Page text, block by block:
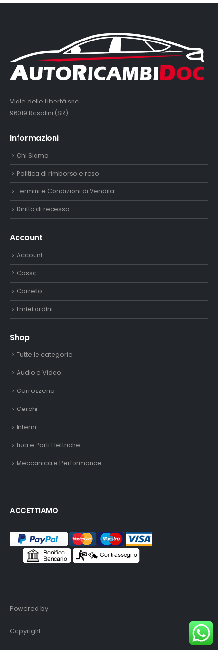
Viale delle Libertà snc
96019 Rosolini (SR)
Informazioni
Chi Siamo
Politica di rimborso e reso
Termini e Condizioni di Vendita
Diritto di recesso
Account
Account
Cassa
Carrello
I miei ordini
Shop
Tutte le categorie
Audio e Video
Carrozzeria
Cerchi
Interni
Luci e Parti Elettriche
Meccanica e Performance
ACCETTIAMO
Powered by
Copyright